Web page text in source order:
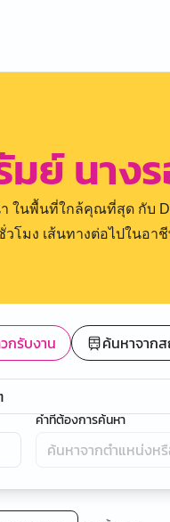
มย์ นาง
ในพื้นที่ใกล้คุณที่สุด กับ
วโมง เส้นทางต่อไปในอ
กรับงาน ค้นหาจาก
คำที่ต้องการค้นหา